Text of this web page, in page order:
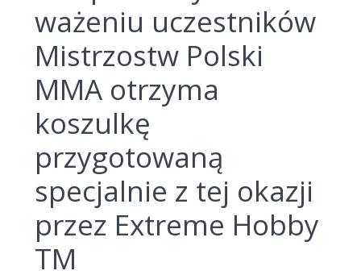
ważeniu uczestników
Mistrzostw Polski
MMA otrzyma
koszulkę
przygotowaną
specjalnie z tej okazji
przez Extreme Hobby
TM